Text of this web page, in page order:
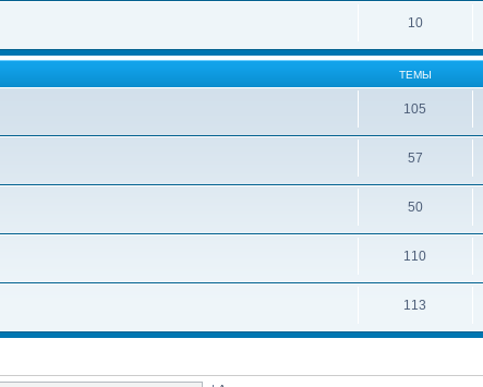
10
ТЕМЫ
105
57
50
110
113